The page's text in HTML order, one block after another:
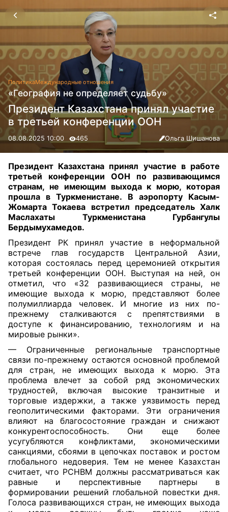
ПолитикаМеждународные отношения
«География не определяет судьбу»
Президент Казахстана принял участие
в третьей конференции ООН
08.08.2025 10:00 465 Ольга Шишанова
Президент Казахстана принял участие в работе
третьей конференции ООН по развивающимся
странам, не имеющим выхода к морю, которая
прошла в Туркменистане. В аэропорту Касым-
Жомарта Токаева встретил председатель Халк
Маслахаты Туркменистана Гурбангулы
Бердымухамедов.
Президент РК принял участие в неформальной
встрече глав государств Центральной Азии,
которая состоялась перед церемонией открытия
третьей конференции ООН. Выступая на ней, он
отметил, что «32 развивающиеся страны, не
имеющие выхода к морю, представляют более
полумиллиарда человек. И многие из них по-
прежнему сталкиваются с препятствиями в
доступе к финансированию, технологиям и на
мировые рынки».
— Ограниченные региональные транспортные
связи по-прежнему остаются основной проблемой
для стран, не имеющих выхода к морю. Эта
проблема влечет за собой ряд экономических
трудностей, включая высокие транзитные и
торговые издержки, а также уязвимость перед
геополитическими факторами. Эти ограничения
влияют на благосостояние граждан и снижают
конкурентоспособность. Они еще более
усугубляются конфликтами, экономическими
санкциями, сбоями в цепочках поставок и ростом
глобального недоверия. Тем не менее Казахстан
считает, что РСНВМ должны рассматриваться как
равные и перспективные партнеры в
формировании решений глобальной повестки дня.
Голоса развивающихся стран, не имеющих выхода